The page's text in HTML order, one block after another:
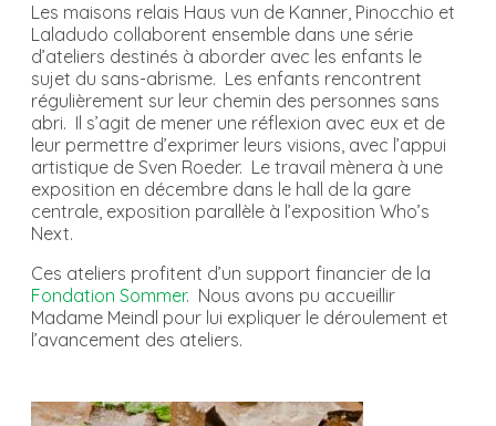
Les maisons relais Haus vun de Kanner, Pinocchio et
Laladudo collaborent ensemble dans une série
d’ateliers destinés à aborder avec les enfants le
sujet du sans-abrisme. Les enfants rencontrent
régulièrement sur leur chemin des personnes sans
abri. Il s’agit de mener une réflexion avec eux et de
leur permettre d’exprimer leurs visions, avec l’appui
artistique de Sven Roeder. Le travail mènera à une
exposition en décembre dans le hall de la gare
centrale, exposition parallèle à l’exposition Who’s
Next.
Ces ateliers profitent d’un support financier de la
Fondation Sommer. Nous avons pu accueillir
Madame Meindl pour lui expliquer le déroulement et
l’avancement des ateliers.